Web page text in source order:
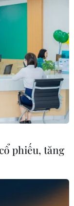
Ltd tại Nam Phi.
Vietnam+)
phiếu, tăng